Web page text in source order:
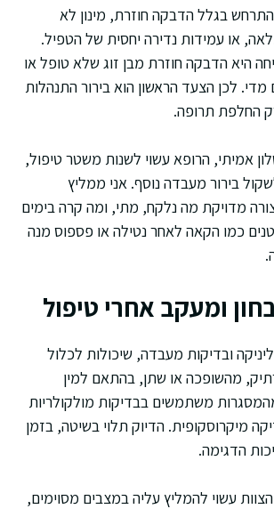
בגלל הדבקה חוזרת, מינון לא
או עמידות נדירה יחסית של הטפיל.
היא הדבקה חוזרת מבן זוג שלא טופל או
לכן הצעד הראשון הוא בירור התנהלות
החלפת תרופה.
אמיתי, הרופא עשוי לשנות משטר טיפול,
בירור מעבדה נוסף. אני ממליץ
מדויקת מה נלקח, מתי, ומה קרה בימים
כמו הקאה לאחר נטילה או פספוס מנה
ומעקב אחרי טיפול
ובדיקות מעבדה, שיכולות לכלול
מהשופכה או שתן, בהתאם למין
משתמשים בבדיקות מולקולריות
מיקרוסקופית. הדיוק תלוי בשיטה, בזמן
הדגימה.
עשוי להמליץ עליה במצבים מסוימים,